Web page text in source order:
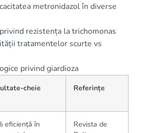
metronidazol în diverse
rezistența la trichomonas
tratamentelor scurte vs
privind giardioza
cheie Referințe
eficiență în
Revista de